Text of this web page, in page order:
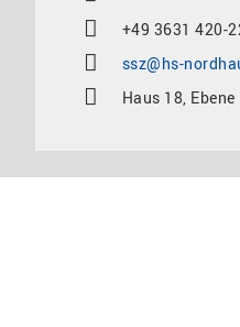
+49 3631 420-
ssz@hs-
Haus 18,